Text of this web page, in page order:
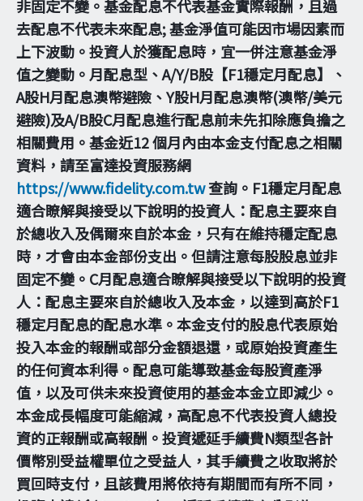
非固定不變。基金配息不代表基金實際報酬，且過
去配息不代表未來配息; 基金淨值可能因市場因素而
上下波動。投資人於獲配息時，宜一併注意基金淨
值之變動。月配息型、A/Y/B股【F1穩定月配息】、
A股H月配息澳幣避險、Y股H月配息澳幣(澳幣/美元
避險)及A/B股C月配息進行配息前未先扣除應負擔之
相關費用。基金近12 個月內由本金支付配息之相關
資料，請至富達投資服務網
https://www.fidelity.com.tw查詢。F1穩定月配息
適合瞭解與接受以下說明的投資人：配息主要來自
於總收入及偶爾來自於本金，只有在維持穩定配息
時，才會由本金部份支出。但請注意每股股息並非
固定不變。C月配息適合瞭解與接受以下說明的投資
人：配息主要來自於總收入及本金，以達到高於F1
穩定月配息的配息水準。本金支付的股息代表原始
投入本金的報酬或部分金額退還，或原始投資產生
的任何資本利得。配息可能導致基金每股資產淨
值，以及可供未來投資使用的基金本金立即減少。
本金成長幅度可能縮減，高配息不代表投資人總投
資的正報酬或高報酬。投資遞延手續費N類型各計
價幣別受益權單位之受益人，其手續費之收取將於
買回時支付，且該費用將依持有期間而有所不同，